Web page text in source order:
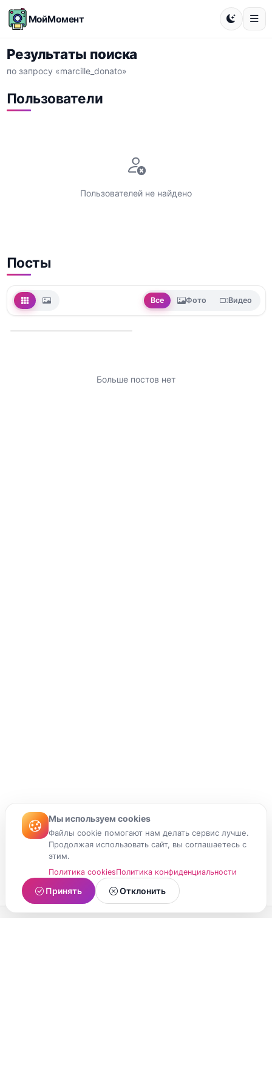
МойМомент
Результаты поиска
по запросу «marcille_donato»
Пользователи
Пользователей не найдено
Посты
Все Фото Видео
Больше постов нет
Мы используем cookies
Файлы cookie помогают нам делать сервис лучше.
Продолжая использовать сайт, вы соглашаетесь с
этим.
Политика cookiesПолитика конфиденциальности
Принять Отклонить